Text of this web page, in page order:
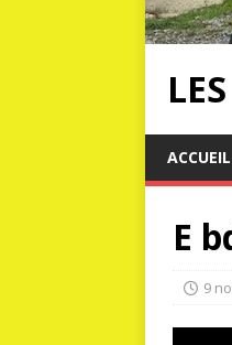
ACCUEIL
E
9